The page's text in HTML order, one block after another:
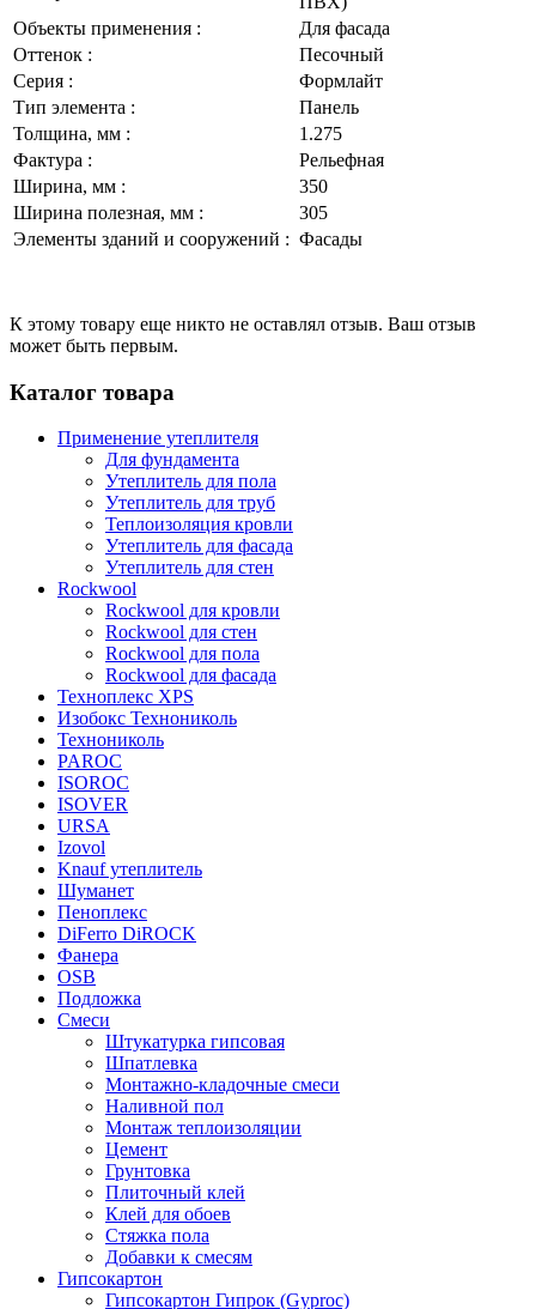
Объекты применения :
Для фасада
Оттенок :
Песочный
Серия :
Формлайт
Тип элемента :
Панель
Толщина, мм :
1.275
Фактура :
Рельефная
Ширина, мм :
350
Ширина полезная, мм :
305
Элементы зданий и сооружений : Фасады
К этому товару еще никто не оставлял отзыв. Ваш отзыв
может быть первым.
Каталог товара
Применение утеплителя
Для фундамента
Утеплитель для пола
Утеплитель для труб
Теплоизоляция кровли
Утеплитель для фасада
Утеплитель для стен
Rockwool
Rockwool для кровли
Rockwool для стен
Rockwool для пола
Rockwool для фасада
Техноплекс XPS
Изобокс Технониколь
Технониколь
PAROC
ISOROC
ISOVER
URSA
Izovol
Knauf утеплитель
Шуманет
Пеноплекс
DiFerro DiROCK
Фанера
OSB
Подложка
Смеси
Штукатурка гипсовая
Шпатлевка
Монтажно-кладочные смеси
Наливной пол
Монтаж теплоизоляции
Цемент
Грунтовка
Плиточный клей
Клей для обоев
Стяжка пола
Добавки к смесям
Гипсокартон
Гипсокартон Гипрок (Gyproc)